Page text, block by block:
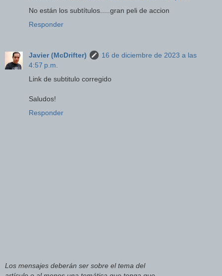
No están los subtítulos.....gran peli de accion
Responder
Javier (McDrifter)
16 de diciembre de 2023 a las
4:57 p.m.
Link de subtitulo corregido
Saludos!
Responder
Los mensajes deberán ser sobre el tema del